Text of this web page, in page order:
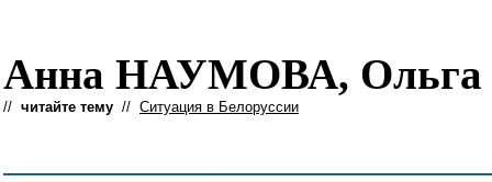
Анна НАУМОВА,
// читайте тему // Ситуация в Белоруссии